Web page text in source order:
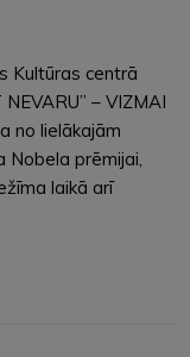
Kultūras centrā
– VIZMAI
no lielākajām
prēmijai,
laikā arī